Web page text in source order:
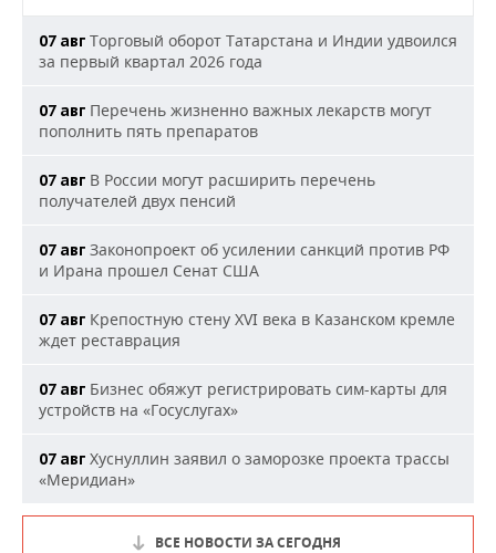
07 авг Торговый оборот Татарстана и Индии удвоился
за первый квартал 2026 года
07 авг Перечень жизненно важных лекарств могут
пополнить пять препаратов
07 авг В России могут расширить перечень
получателей двух пенсий
07 авг Законопроект об усилении санкций против РФ
и Ирана прошел Сенат США
07 авг Крепостную стену XVI века в Казанском кремле
ждет реставрация
07 авг Бизнес обяжут регистрировать сим-карты для
устройств на «Госуслугах»
07 авг Хуснуллин заявил о заморозке проекта трассы
«Меридиан»
ВСЕ НОВОСТИ ЗА СЕГОДНЯ